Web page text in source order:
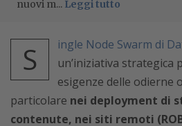
nuovi m... Leggi tutto
S ingle Node Swarm di
un’iniziativa strategica
esigenze delle odierne
particolare nei deployment di
contenute, nei siti remoti